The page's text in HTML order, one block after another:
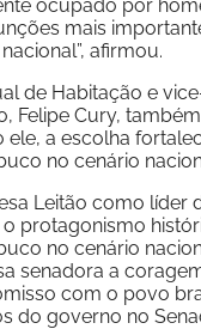
ocupado por
mais
afirmou.
de Habitação e
Felipe Cury,
ele, a escolha
no cenário
Leitão como líder
protagonismo
no cenário
senadora a
com o povo
do governo no